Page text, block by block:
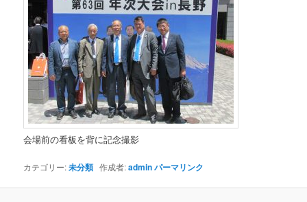
会場前の看板を背に記念撮影
カテゴリー:未分類 作成者:adminパーマリンク